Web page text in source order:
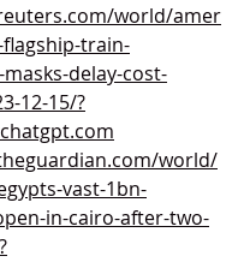
world/amer
train-
delay-cost-
12-15/?
world/
vast-1bn-
in-cairo-after-two-